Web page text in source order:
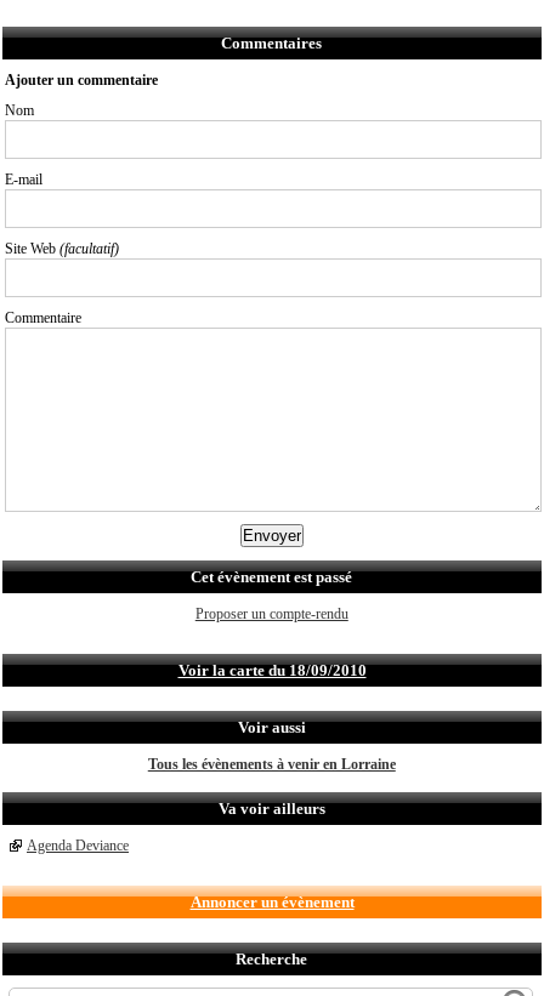
Commentaires
Ajouter un commentaire
Nom
E-mail
Site Web (facultatif)
Commentaire
Cet évènement est passé
Proposer un compte-rendu
Voir la carte du 18/09/2010
Voir aussi
Tous les évènements à venir en Lorraine
Va voir ailleurs
Agenda Deviance
Annoncer un évènement
Recherche